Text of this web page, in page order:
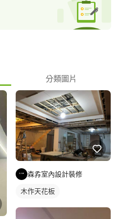
分類圖片
森孨室內設計裝修
木作天花板